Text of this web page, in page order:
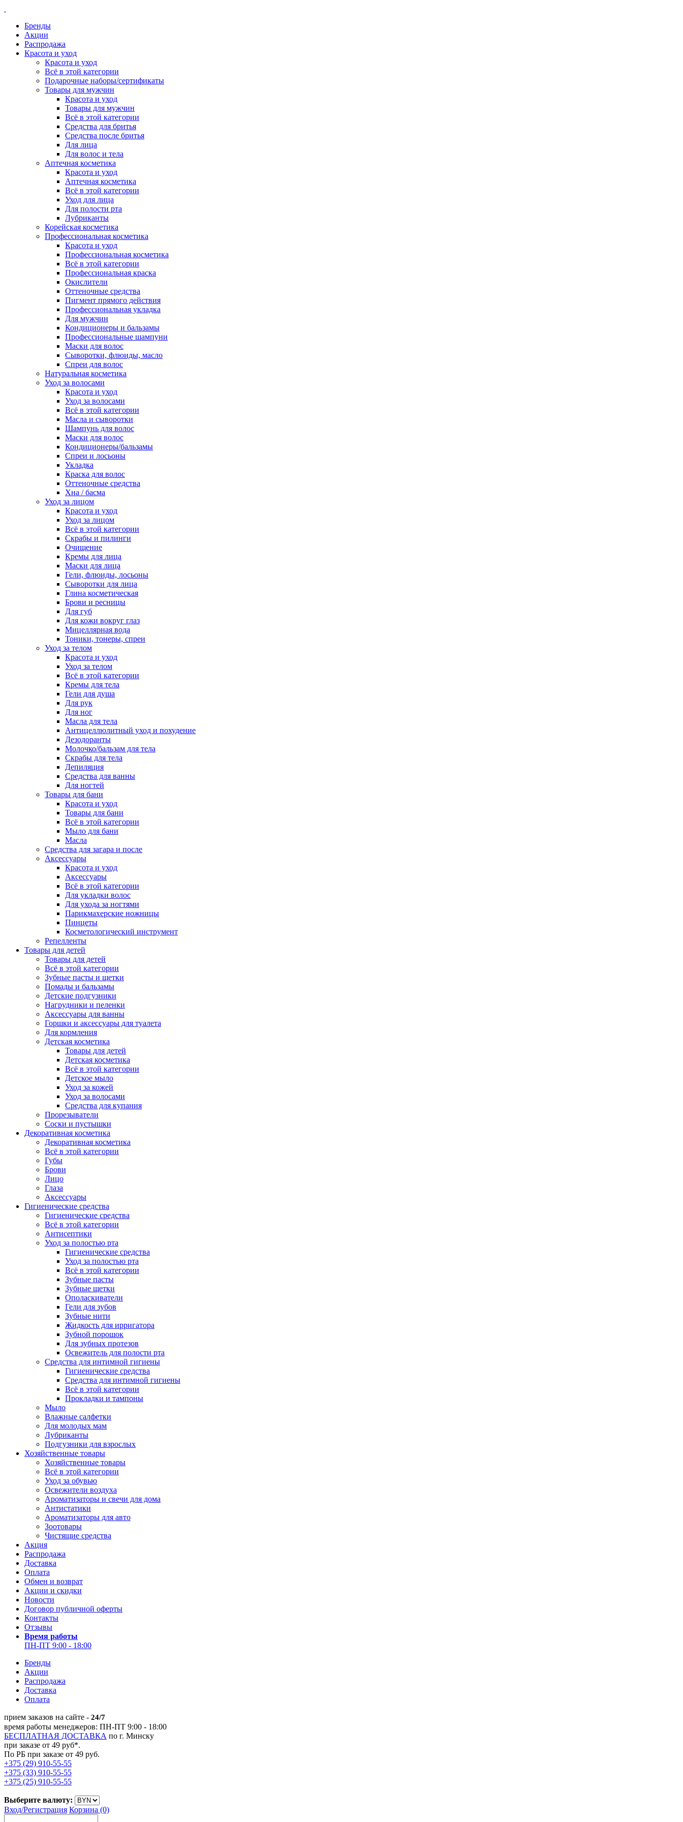
Бренды
Акции
Распродажа
Красота и уход
Красота и уход
Всё в этой категории
Подарочные наборы/сертификаты
Товары для мужчин
Красота и уход
Товары для мужчин
Всё в этой категории
Средства для бритья
Средства после бритья
Для лица
Для волос и тела
Аптечная косметика
Красота и уход
Аптечная косметика
Всё в этой категории
Уход для лица
Для полости рта
Лубриканты
Корейская косметика
Профессиональная косметика
Красота и уход
Профессиональная косметика
Всё в этой категории
Профессиональная краска
Окислители
Оттеночные средства
Пигмент прямого действия
Профессиональная укладка
Для мужчин
Кондиционеры и бальзамы
Профессиональные шампуни
Маски для волос
Сыворотки, флюиды, масло
Спреи для волос
Натуральная косметика
Уход за волосами
Красота и уход
Уход за волосами
Всё в этой категории
Масла и сыворотки
Шампунь для волос
Маски для волос
Кондиционеры/бальзамы
Спреи и лосьоны
Укладка
Краска для волос
Оттеночные средства
Хна / басма
Уход за лицом
Красота и уход
Уход за лицом
Всё в этой категории
Скрабы и пилинги
Очищение
Кремы для лица
Маски для лица
Гели, флюиды, лосьоны
Сыворотки для лица
Глина косметическая
Брови и ресницы
Для губ
Для кожи вокруг глаз
Мицеллярная вода
Тоники, тонеры, спреи
Уход за телом
Красота и уход
Уход за телом
Всё в этой категории
Кремы для тела
Гели для душа
Для рук
Для ног
Масла для тела
Антицеллюлитный уход и похудение
Дезодоранты
Молочко/бальзам для тела
Скрабы для тела
Депиляция
Средства для ванны
Для ногтей
Товары для бани
Красота и уход
Товары для бани
Всё в этой категории
Мыло для бани
Масла
Средства для загара и после
Аксессуары
Красота и уход
Аксессуары
Всё в этой категории
Для укладки волос
Для ухода за ногтями
Парикмахерские ножницы
Пинцеты
Косметологический инструмент
Репелленты
Товары для детей
Товары для детей
Всё в этой категории
Зубные пасты и щетки
Помады и бальзамы
Детские подгузники
Нагрудники и пеленки
Аксессуары для ванны
Горшки и аксессуары для туалета
Для кормления
Детская косметика
Товары для детей
Детская косметика
Всё в этой категории
Детское мыло
Уход за кожей
Уход за волосами
Средства для купания
Прорезыватели
Соски и пустышки
Декоративная косметика
Декоративная косметика
Всё в этой категории
Губы
Брови
Лицо
Глаза
Аксессуары
Гигиенические средства
Гигиенические средства
Всё в этой категории
Антисептики
Уход за полостью рта
Гигиенические средства
Уход за полостью рта
Всё в этой категории
Зубные пасты
Зубные щетки
Ополаскиватели
Гели для зубов
Зубные нити
Жидкость для ирригатора
Зубной порошок
Для зубных протезов
Освежитель для полости рта
Средства для интимной гигиены
Гигиенические средства
Средства для интимной гигиены
Всё в этой категории
Прокладки и тампоны
Мыло
Влажные салфетки
Для молодых мам
Лубриканты
Подгузники для взрослых
Хозяйственные товары
Хозяйственные товары
Всё в этой категории
Уход за обувью
Освежители воздуха
Ароматизаторы и свечи для дома
Антистатики
Ароматизаторы для авто
Зоотовары
Чистящие средства
Акция
Распродажа
Доставка
Оплата
Обмен и возврат
Акции и скидки
Новости
Договор публичной оферты
Контакты
Отзывы
Время работы
ПН-ПТ 9:00 - 18:00
Бренды
Акции
Распродажа
Доставка
Оплата
прием заказов на сайте - 24/7
время работы менеджеров: ПН-ПТ 9:00 - 18:00
БЕСПЛАТНАЯ ДОСТАВКА по г. Минску
при заказе от 49 руб*.
По РБ при заказе от 49 руб.
+375 (29) 910-55-55
+375 (33) 910-55-55
+375 (25) 910-55-55
Выберите валюту:
Вход/Регистрация Корзина (0)